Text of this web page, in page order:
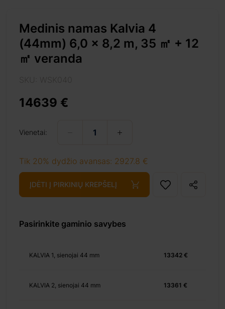
Medinis namas Kalvia 4
(44mm) 6,0 x 8,2 m, 35 ㎡ + 12
㎡ veranda
14639 €
Vienetai:
Tik 20% dydžio avansas: 2927.8 €
ĮDĖTI Į PIRKINIŲ KREPŠELĮ
Pasirinkite gaminio savybes
KALVIA 1, sienojai 44 mm 13342 €
KALVIA 2, sienojai 44 mm 13361 €
veranda/
+ 69 €